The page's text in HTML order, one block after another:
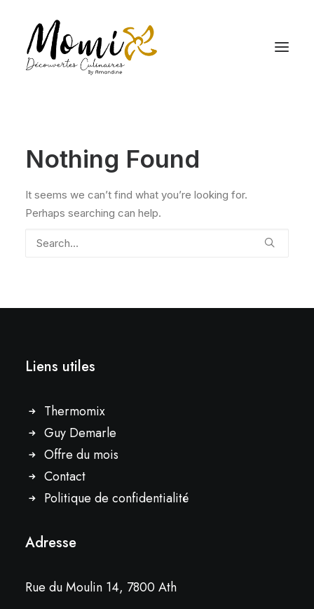
Nothing Found
It seems we can’t find what you’re looking for.
Perhaps searching can help.
Liens utiles
Thermomix
Guy Demarle
Offre du mois
Contact
Politique de confidentialité
Adresse
Rue du Moulin 14, 7800 Ath